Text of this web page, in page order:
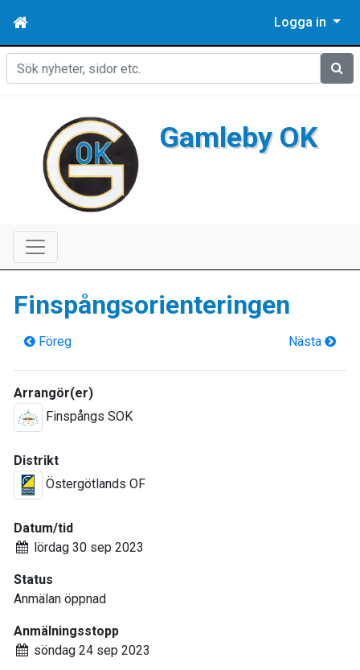
Logga in
Sök
Gamleby OK
Finspångsorienteringen
Föreg Nästa
Arrangör(er)
Finspångs SOK
Distrikt
Östergötlands OF
Datum/tid
lördag 30 sep 2023
Status
Anmälan öppnad
Anmälningsstopp
söndag 24 sep 2023